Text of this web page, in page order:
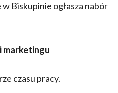
Biskupinie ogłasza nabór
marketingu
czasu pracy.